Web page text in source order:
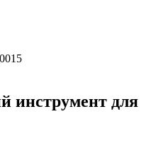
инструмент для